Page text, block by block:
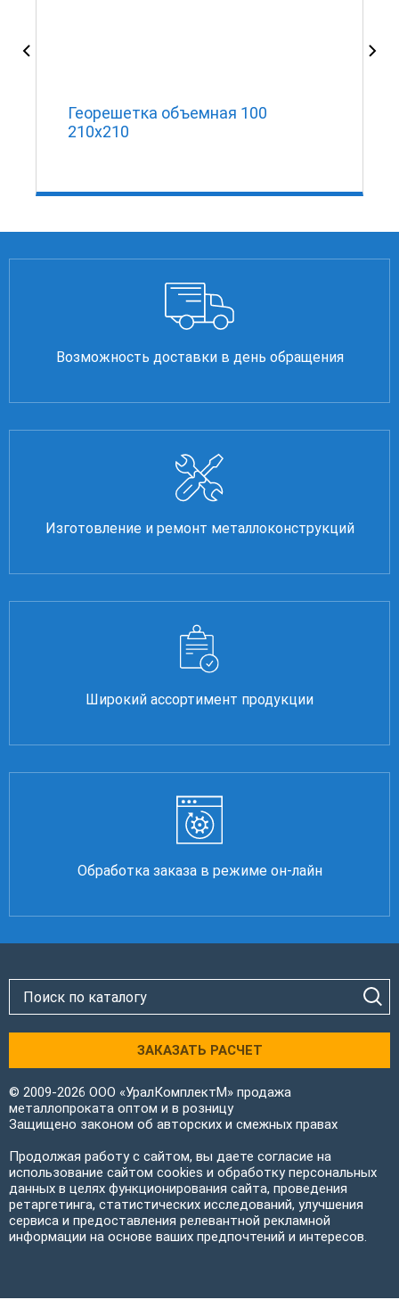
Георешетка объемная 100
210х210
Возможность доставки в день обращения
Изготовление и ремонт металлоконструкций
Широкий ассортимент продукции
Обработка заказа в режиме он-лайн
ЗАКАЗАТЬ РАСЧЕТ
© 2009-2026 ООО «УралКомплектМ» продажа
металлопроката оптом и в розницу
Защищено законом об авторских и смежных правах
Продолжая работу с сайтом, вы даете согласие на
использование сайтом cookies и обработку персональных
данных в целях функционирования сайта, проведения
ретаргетинга, статистических исследований, улучшения
сервиса и предоставления релевантной рекламной
информации на основе ваших предпочтений и интересов.